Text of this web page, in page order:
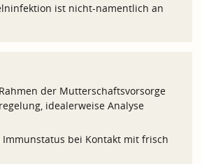
ist nicht-namentlich an
der Mutterschaftsvorsorge
idealerweise Analyse
bei Kontakt mit frisch